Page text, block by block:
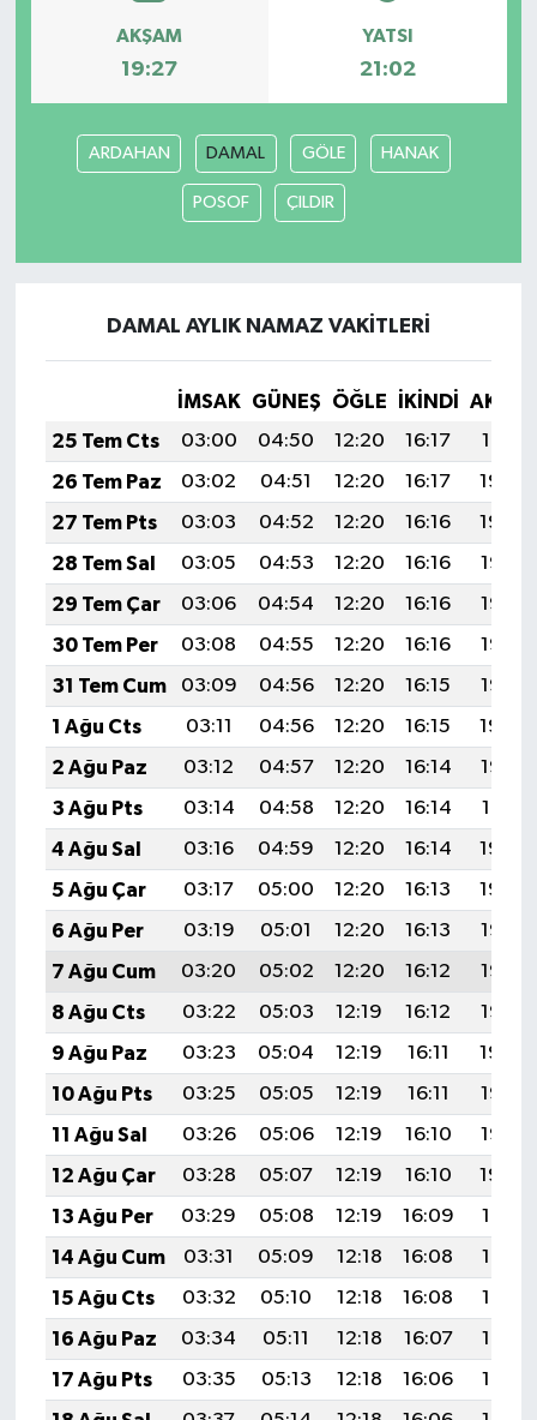
AKŞAM
19:27
YATSI
21:02
ARDAHAN DAMAL GÖLE HANAK
POSOF ÇILDIR
DAMAL AYLIK NAMAZ VAKITLERI
İMSAK GÜNEŞ ÖĞLE İKINDI
25 Tem Cts
03:00 04:50 12:20 16:17
19:41
26 Tem Paz
03:02 04:51 12:20 16:17
19:40
27 Tem Pts
03:03 04:52 12:20 16:16
19:39
28 Tem Sal
03:05 04:53 12:20 16:16
19:38
29 Tem Çar
03:06 04:54 12:20 16:16
19:37
30 Tem Per
03:08 04:55 12:20 16:16
19:36
31 Tem Cum
03:09 04:56 12:20 16:15
19:35
1 Ağu Cts
03:11 04:56 12:20 16:15
19:34
2 Ağu Paz
03:12 04:57 12:20 16:14
19:33
3 Ağu Pts
03:14 04:58 12:20 16:14
19:31
4 Ağu Sal
03:16 04:59 12:20 16:14
19:30
5 Ağu Çar
03:17 05:00 12:20 16:13
19:29
6 Ağu Per
03:19 05:01 12:20 16:13
19:28
7 Ağu Cum
03:20 05:02 12:20 16:12
19:27
8 Ağu Cts
03:22 05:03 12:19 16:12
19:25
9 Ağu Paz
03:23 05:04 12:19 16:11
19:24
10 Ağu Pts
03:25 05:05 12:19 16:11
19:23
11 Ağu Sal
03:26 05:06 12:19 16:10
19:22
12 Ağu Çar
03:28 05:07 12:19 16:10
19:20
13 Ağu Per
03:29 05:08 12:19 16:09
19:19
14 Ağu Cum
03:31 05:09 12:18 16:08
19:17
15 Ağu Cts
03:32 05:10 12:18 16:08
19:16
16 Ağu Paz
03:34 05:11 12:18 16:07
19:15
17 Ağu Pts
03:35 05:13 12:18 16:06
19:13